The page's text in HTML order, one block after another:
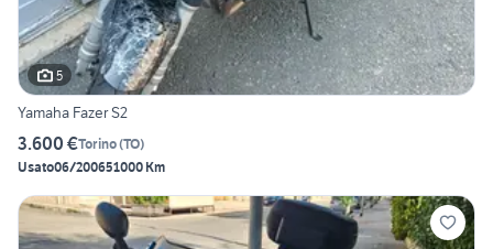
5
Yamaha Fazer S2
3.600 €Torino(TO)
Usato06/200651000 Km